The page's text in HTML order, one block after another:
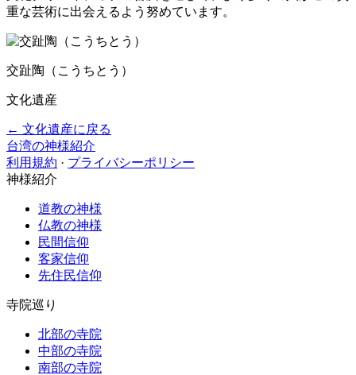
重な芸術に出会えるよう努めています。
交趾陶（こうちとう）
文化遺産
← 文化遺産に戻る
台湾の神様紹介
利用規約 · プライバシーポリシー
神様紹介
道教の神様
仏教の神様
民間信仰
客家信仰
先住民信仰
寺院巡り
北部の寺院
中部の寺院
南部の寺院